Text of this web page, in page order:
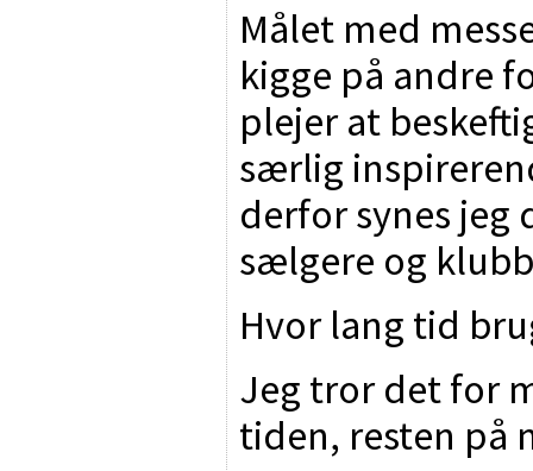
Målet med
kigge på andre
plejer at
særlig
derfor synes jeg
sælgere og
Hvor lang tid
Jeg tror det for
tiden, resten på